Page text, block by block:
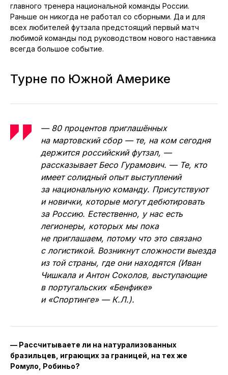
главного тренера национальной команды России.
Раньше он никогда не работал со сборными. Да и для
всех любителей футзала предстоящий первый матч
любимой команды под руководством нового наставника
всегда большое событие.
Турне по Южной Америке
— 80 процентов приглашённых
на мартовский сбор — те, на ком сегодня
держится российский футзал, —
рассказывает Бесо Гурамович. — Те, кто
имеет солидный опыт выступлений
за национальную команду. Присутствуют
и новички, которые могут дебютировать
за Россию. Естественно, у нас есть
легионеры, которых мы пока
не приглашаем, потому что это связано
с логистикой. Возникнут сложности выезда
из той страны, где они находятся (Иван
Чишкала и Антон Соколов, выступающие
в португальских «Бенфике»
и «Спортинге» — К.Л.).
— Рассчитываете ли на натурализованных
бразильцев, играющих за границей, на тех же
Ромуло, Робиньо?